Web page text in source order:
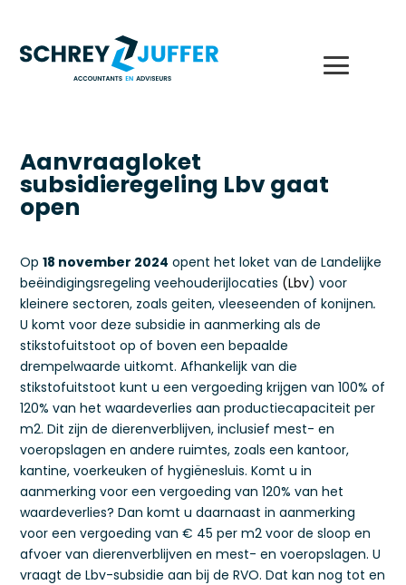
Aanvraagloket
subsidieregeling Lbv gaat
open
Op18 november 2024 opent het loket van de Landelijke
beëindigingsregeling veehouderijlocaties (Lbv) voor
kleinere sectoren, zoals geiten, vleeseenden of konijnen.
U komt voor deze subsidie in aanmerking als de
stikstofuitstoot op of boven een bepaalde
drempelwaarde uitkomt. Afhankelijk van die
stikstofuitstoot kunt u een vergoeding krijgen van 100% of
120% van het waardeverlies aan productiecapaciteit per
m2. Dit zijn de dierenverblijven, inclusief mest- en
voeropslagen en andere ruimtes, zoals een kantoor,
kantine, voerkeuken of hygiënesluis. Komt u in
aanmerking voor een vergoeding van 120% van het
waardeverlies? Dan komt u daarnaast in aanmerking
voor een vergoeding van € 45 per m2 voor de sloop en
afvoer van dierenverblijven en mest- en voeropslagen. U
vraagt de Lbv-subsidie aan bij de RVO. Dat kan nog tot en